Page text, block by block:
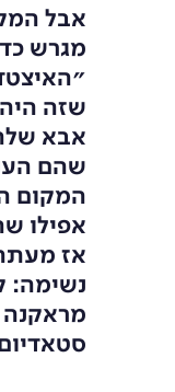
אבל
מגרש
שזה
אבא
שהם
המקום
אפילו
אז
נשימה:
מראקנה